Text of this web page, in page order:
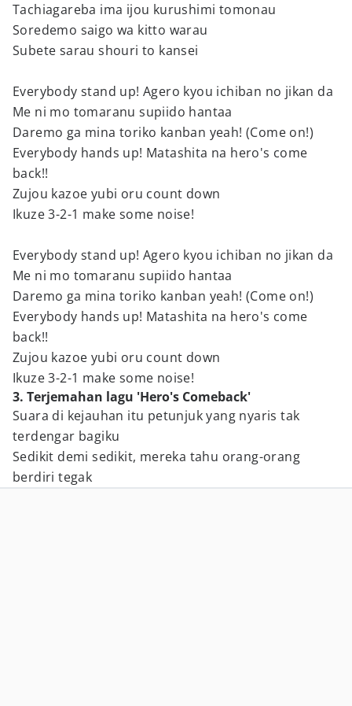
Tachiagareba ima ijou kurushimi tomonau
Soredemo saigo wa kitto warau
Subete sarau shouri to kansei
Everybody stand up! Agero kyou ichiban no jikan da
Me ni mo tomaranu supiido hantaa
Daremo ga mina toriko kanban yeah! (Come on!)
Everybody hands up! Matashita na hero's come
back!!
Zujou kazoe yubi oru count down
Ikuze 3-2-1 make some noise!
Everybody stand up! Agero kyou ichiban no jikan da
Me ni mo tomaranu supiido hantaa
Daremo ga mina toriko kanban yeah! (Come on!)
Everybody hands up! Matashita na hero's come
back!!
Zujou kazoe yubi oru count down
Ikuze 3-2-1 make some noise!
3. Terjemahan lagu 'Hero's Comeback'
Suara di kejauhan itu petunjuk yang nyaris tak
terdengar bagiku
Sedikit demi sedikit, mereka tahu orang-orang
berdiri tegak